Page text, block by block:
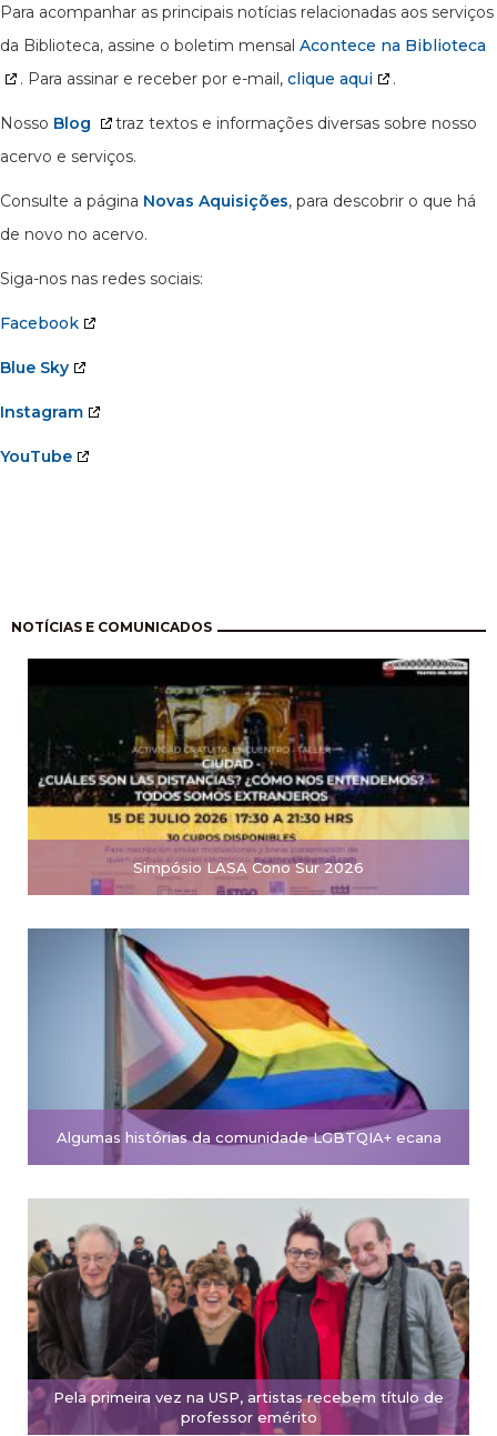
Para acompanhar as principais notícias relacionadas aos serviços
da Biblioteca, assine o boletim mensal Acontece na Biblioteca
. Para assinar e receber por e-mail, clique aqui .
Nosso Blog
traz textos e informações diversas sobre nosso
acervo e serviços.
Consulte a página Novas Aquisições, para descobrir o que há
de novo no acervo.
Siga-nos nas redes sociais:
Facebook
Blue Sky
Instagram
YouTube
NOTÍCIAS E COMUNICADOS
Simpósio LASA Cono Sur 2026
Algumas histórias da comunidade LGBTQIA+ ecana
Pela primeira vez na USP, artistas recebem título de
professor emérito
Paginación